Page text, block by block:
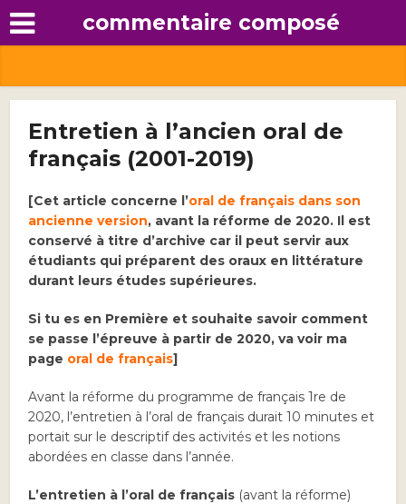
commentaire composé
Entretien à l’ancien oral de
français (2001-2019)
[Cet article concerne l’oral de français dans son
ancienne version, avant la réforme de 2020. Il est
conservé à titre d’archive car il peut servir aux
étudiants qui préparent des oraux en littérature
durant leurs études supérieures.
Si tu es en Première et souhaite savoir comment
se passe l’épreuve à partir de 2020, va voir ma
page oral de français]
Avant la réforme du programme de français 1re de
2020, l’entretien à l’oral de français durait 10 minutes et
portait sur le descriptif des activités et les notions
abordées en classe dans l’année.
L’entretien à l’oral de français (avant la réforme)